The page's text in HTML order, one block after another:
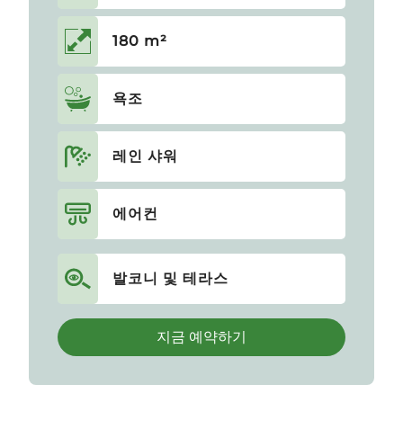
180 m²
욕조
레인 샤워
에어컨
발코니 및 테라스
지금 예약하기